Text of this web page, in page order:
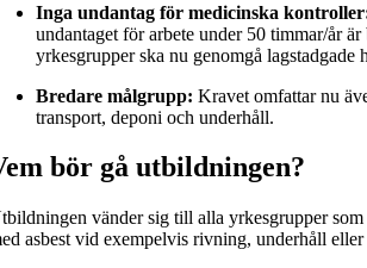
Inga undantag för medicinska
undantaget för arbete under 50 timmar/år
yrkesgrupper ska nu genomgå lagstadgade
Bredare målgrupp: Kravet omfattar nu
transport, deponi och underhåll.
bör gå utbildningen?
vänder sig till alla yrkesgrupper
asbest vid exempelvis rivning, underhåll eller